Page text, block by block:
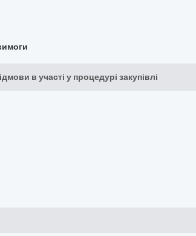
в участі у процедурі закупівлі